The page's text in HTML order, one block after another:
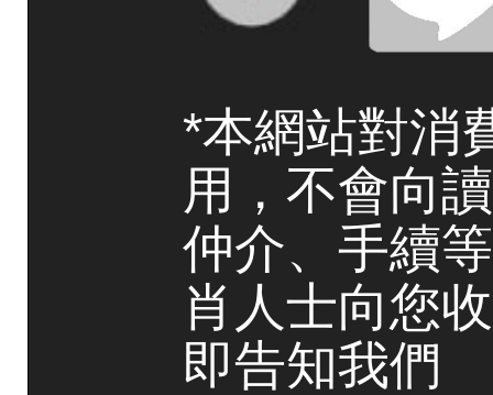
*本網站對消
用，不會向
仲介、手續
肖人士向您
即告知我們